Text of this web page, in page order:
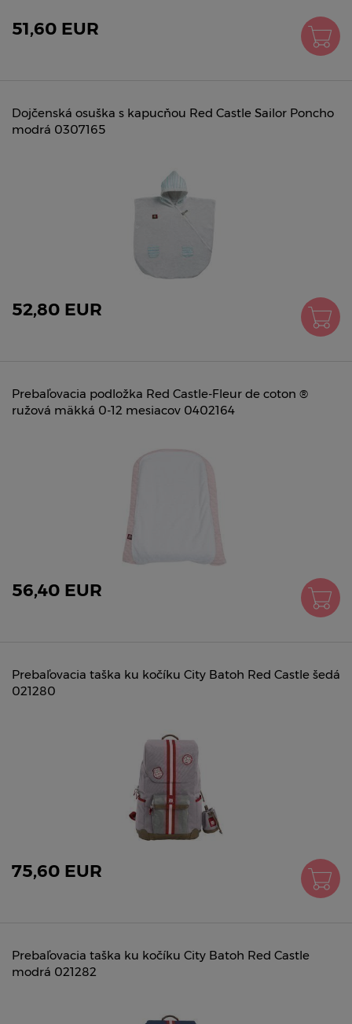
51,60 EUR
Dojčenská osuška s kapucňou Red Castle Sailor Poncho
modrá 0307165
52,80 EUR
Prebaľovacia podložka Red Castle-Fleur de coton ®
ružová mäkká 0-12 mesiacov 0402164
56,40 EUR
Prebaľovacia taška ku kočíku City Batoh Red Castle šedá
021280
75,60 EUR
Prebaľovacia taška ku kočíku City Batoh Red Castle
modrá 021282